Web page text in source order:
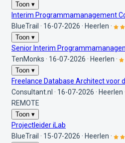
Toon ▾
Interim Programmamanagement
BlueTrail · 16-07-2026 · Heerlen ·
Toon ▾
Senior Interim
TenMonks · 16-07-2026 · Heerlen ·
Toon ▾
Freelance Database Architect voor
Consultant.nl · 16-07-2026 · Heerlen
REMOTE
Toon ▾
Projectleider iLab
BlueTrail · 15-07-2026 · Heerlen ·